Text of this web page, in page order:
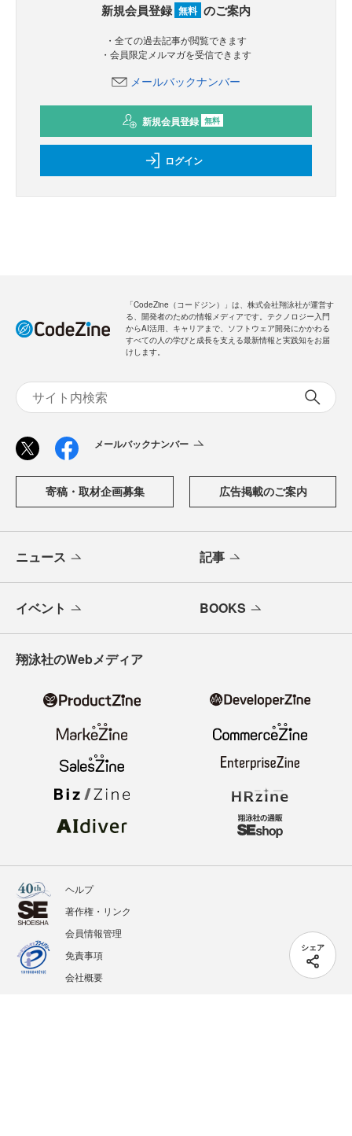
シェア
新規会員登録 無料 のご案内
・全ての過去記事が閲覧できます
・会員限定メルマガを受信できます
メールバックナンバー
新規会員登録 無料
ログイン
「CodeZine（コードジン）」は、株式会社翔泳社が運営す
る、開発者のための情報メディアです。テクノロジー入門
からAI活用、キャリアまで、ソフトウェア開発にかかわる
すべての人の学びと成長を支える最新情報と実践知をお届
けします。
メールバックナンバー
寄稿・取材企画募集 広告掲載のご案内
ニュース 記事
イベント BOOKS
翔泳社のWebメディア
ヘルプ
著作権・リンク
会員情報管理
免責事項
会社概要